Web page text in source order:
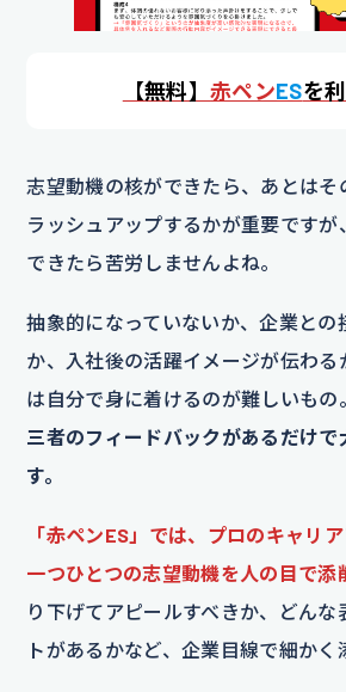
【無料】赤ペンESを
志望動機の核ができたら、あとはそ
ラッシュアップするかが重要です
できたら苦労しませんよね。
抽象的になっていないか、企業との
か、入社後の活躍イメージが伝わ
は自分で身に着けるのが難しいもの
三者のフィードバックがあるだけで
す。
「赤ペンES」では、プロのキャリ
一つひとつの志望動機を人の目で添
り下げてアピールすべきか、どんな
トがあるかなど、企業目線で細かく